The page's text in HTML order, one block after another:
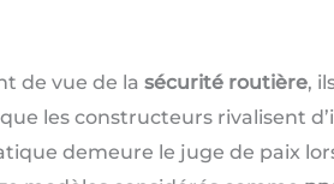
de vue de la sécurité routière,
les constructeurs rivalisent
demeure le juge de paix